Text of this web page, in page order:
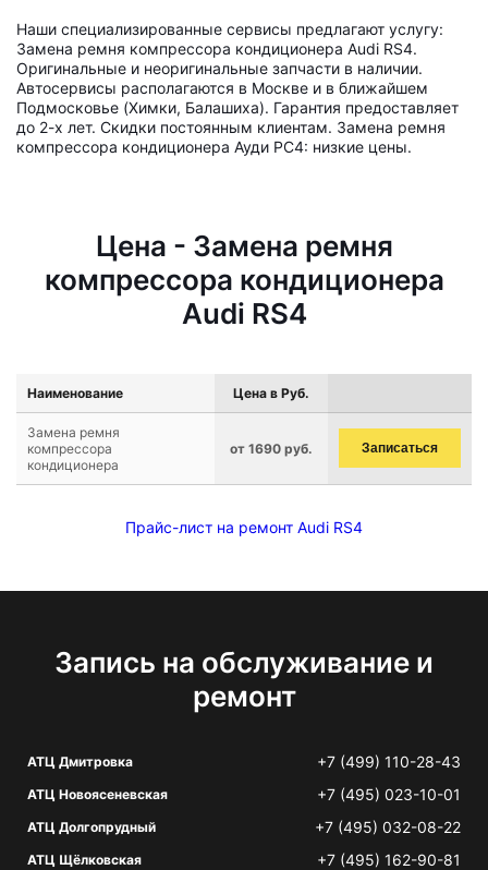
Наши специализированные сервисы предлагают услугу:
Замена ремня компрессора кондиционера Audi RS4.
Оригинальные и неоригинальные запчасти в наличии.
Автосервисы располагаются в Москве и в ближайшем
Подмосковье (Химки, Балашиха). Гарантия предоставляет
до 2-х лет. Скидки постоянным клиентам. Замена ремня
компрессора кондиционера Ауди РС4: низкие цены.
Цена - Замена ремня
компрессора кондиционера
Audi RS4
Наименование Цена в Руб.
Замена ремня
компрессора
кондиционера
от 1690 руб. Записаться
Прайс-лист на ремонт Audi RS4
Запись на обслуживание и
ремонт
АТЦ Дмитровка +7 (499) 110-28-43
АТЦ Новоясеневская +7 (495) 023-10-01
АТЦ Долгопрудный +7 (495) 032-08-22
АТЦ Щёлковская +7 (495) 162-90-81